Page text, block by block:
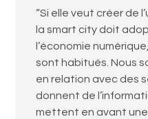
“Si elle veut créer de
la smart city doit
l’économie
sont habitués.Nous
en relation avec des
donnent de
mettent en avant